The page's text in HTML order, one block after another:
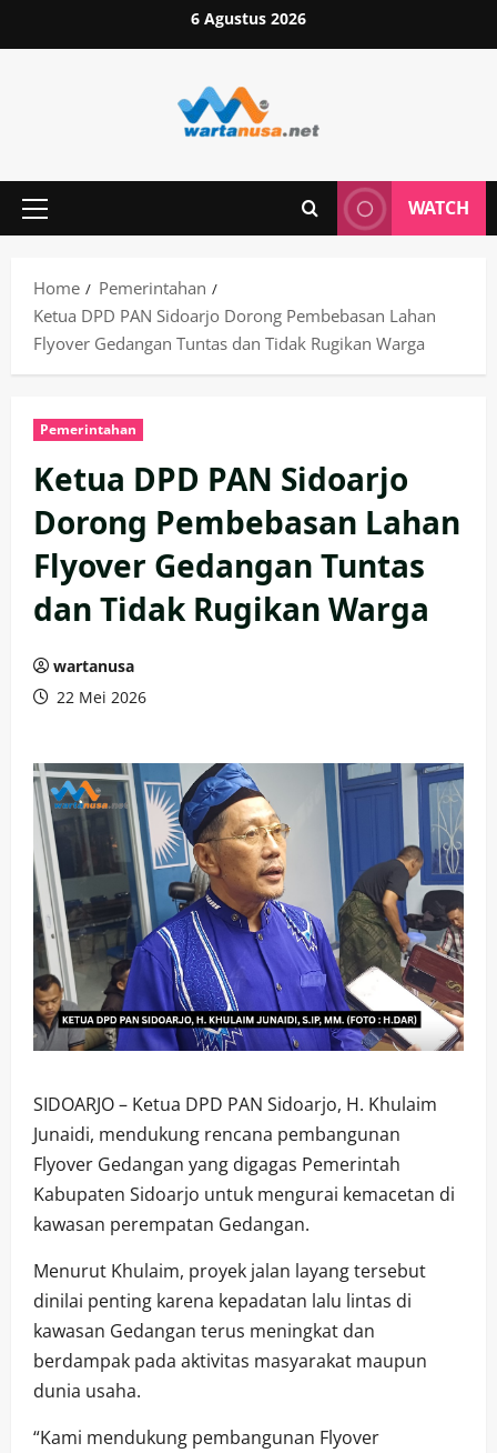
to
6 Agustus 2026
Primary
WATCH
Home
Pemerintahan
Ketua DPD PAN Sidoarjo Dorong Pembebasan Lahan
Flyover Gedangan Tuntas dan Tidak Rugikan Warga
Pemerintahan
Ketua DPD PAN Sidoarjo
Dorong Pembebasan Lahan
Flyover Gedangan Tuntas
dan Tidak Rugikan Warga
wartanusa
22 Mei 2026
SIDOARJO – Ketua DPD PAN Sidoarjo, H. Khulaim
Junaidi, mendukung rencana pembangunan
Flyover Gedangan yang digagas Pemerintah
Kabupaten Sidoarjo untuk mengurai kemacetan di
kawasan perempatan Gedangan.
Menurut Khulaim, proyek jalan layang tersebut
dinilai penting karena kepadatan lalu lintas di
kawasan Gedangan terus meningkat dan
berdampak pada aktivitas masyarakat maupun
dunia usaha.
“Kami mendukung pembangunan Flyover